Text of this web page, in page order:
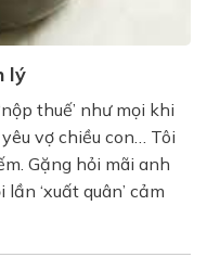
lý
thuế’ như mọi khi
vợ chiều con… Tôi
Gặng hỏi mãi anh
‘xuất quân’ cảm